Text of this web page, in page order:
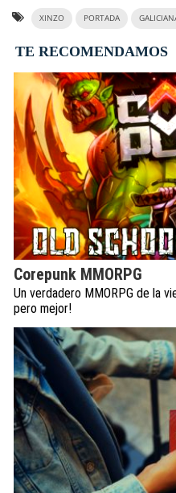
XINZO PORTADA
TE RECOMENDAMOS
Corepunk MMORPG
Un verdadero MMORPG de la
pero mejor!